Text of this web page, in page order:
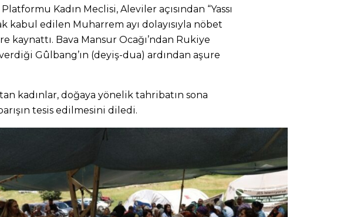
Kadın Meclisi, Aleviler açısından “Yassı
kabul edilen Muharrem ayı dolayısıyla nöbet
kaynattı. Bava Mansur Ocağı’ndan Rukiye
Gûlbang’ın (deyiş-dua) ardından aşure
kadınlar, doğaya yönelik tahribatın sona
tesis edilmesini diledi.